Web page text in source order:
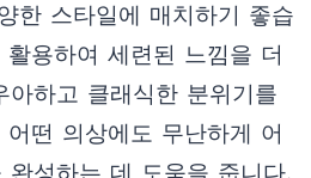
한 스타일에 매치하기 좋습
용하여 세련된 느낌을 더
하고 클래식한 분위기를
떤 의상에도 무난하게 어